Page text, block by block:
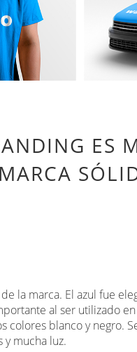
ES
la marca. El azul fue
al ser utilizado
blanco y negro.
mucha luz.